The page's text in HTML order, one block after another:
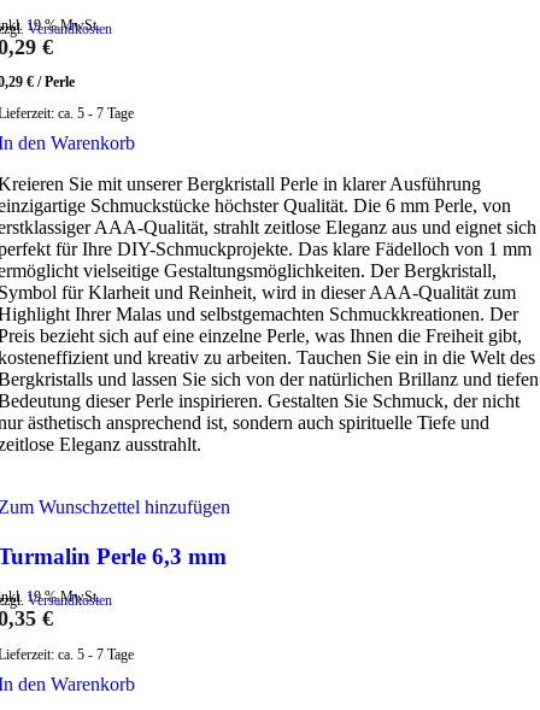
19 % MwSt.
Versandkosten
€
€ /Perle
ca. 5 - 7 Tage
den Warenkorb
Sie mit unserer Bergkristall Perle in klarer Ausführung
Schmuckstücke höchster Qualität. Die 6 mm Perle, von
AAA-Qualität, strahlt zeitlose Eleganz aus und eignet sich
für Ihre DIY-Schmuckprojekte. Das klare Fädelloch von 1 mm
vielseitige Gestaltungsmöglichkeiten. Der Bergkristall,
für Klarheit und Reinheit, wird in dieser AAA-Qualität zum
Ihrer Malas und selbstgemachten Schmuckkreationen. Der
bezieht sich auf eine einzelne Perle, was Ihnen die Freiheit gibt,
und kreativ zu arbeiten. Tauchen Sie ein in die Welt des
und lassen Sie sich von der natürlichen Brillanz und tiefen
dieser Perle inspirieren. Gestalten Sie Schmuck, der nicht
ästhetisch ansprechend ist, sondern auch spirituelle Tiefe und
Eleganz ausstrahlt.
Wunschzettel hinzufügen
Perle 6,3 mm
19 % MwSt.
Versandkosten
€
ca. 5 - 7 Tage
den Warenkorb